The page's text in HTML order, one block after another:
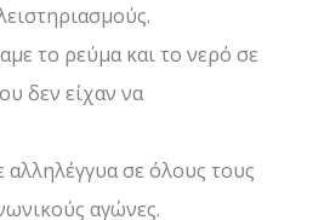
το ρεύμα και το νερό σε
δεν είχαν να
αλληλέγγυα σε όλους τους
αγώνες.